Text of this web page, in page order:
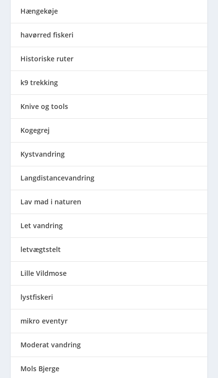
Hængekøje
havørred fiskeri
Historiske ruter
k9 trekking
Knive og tools
Kogegrej
Kystvandring
Langdistancevandring
Lav mad i naturen
Let vandring
letvægtstelt
Lille Vildmose
lystfiskeri
mikro eventyr
Moderat vandring
Mols Bjerge